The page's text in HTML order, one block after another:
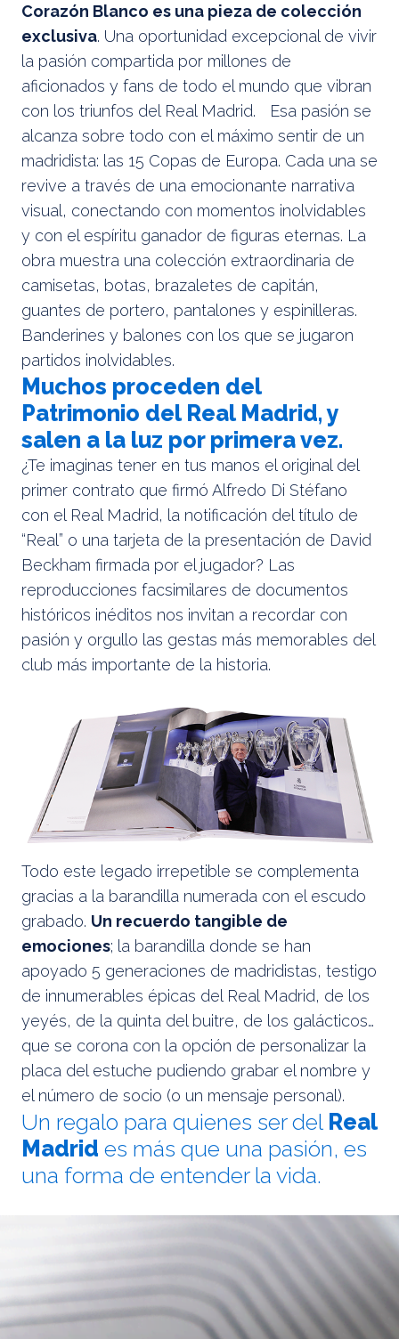
Corazón Blanco es una pieza de colección
exclusiva. Una oportunidad excepcional de vivir
la pasión compartida por millones de
aficionados y fans de todo el mundo que vibran
con los triunfos del Real Madrid. Esa pasión se
alcanza sobre todo con el máximo sentir de un
madridista: las 15 Copas de Europa. Cada una se
revive a través de una emocionante narrativa
visual, conectando con momentos inolvidables
y con el espíritu ganador de figuras eternas. La
obra muestra una colección extraordinaria de
camisetas, botas, brazaletes de capitán,
guantes de portero, pantalones y espinilleras.
Banderines y balones con los que se jugaron
partidos inolvidables.
Muchos proceden del
Patrimonio del Real Madrid, y
salen a la luz por primera vez.
¿Te imaginas tener en tus manos el original del
primer contrato que firmó Alfredo Di Stéfano
con el Real Madrid, la notificación del título de
“Real” o una tarjeta de la presentación de David
Beckham firmada por el jugador? Las
reproducciones facsimilares de documentos
históricos inéditos nos invitan a recordar con
pasión y orgullo las gestas más memorables del
club más importante de la historia.
Todo este legado irrepetible se complementa
gracias a la barandilla numerada con el escudo
grabado. Un recuerdo tangible de
emociones; la barandilla donde se han
apoyado 5 generaciones de madridistas, testigo
de innumerables épicas del Real Madrid, de los
yeyés, de la quinta del buitre, de los galácticos…
que se corona con la opción de personalizar la
placa del estuche pudiendo grabar el nombre y
el número de socio (o un mensaje personal).
Un regalo para quienes ser del Real
Madrid es más que una pasión, es
una forma de entender la vida.